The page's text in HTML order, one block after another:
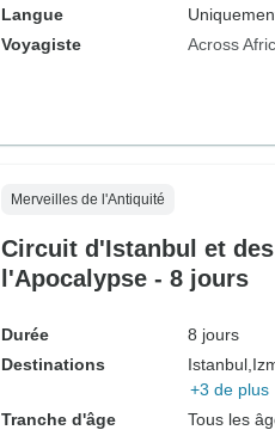
Langue
Voyagiste
Across
Merveilles de l'Antiquité
Circuit d'Istanbul et
l'Apocalypse - 8 jours
Durée
8 jours
Destinations
Istanbul,
+3 de plus
Tranche d'âge
Tous les